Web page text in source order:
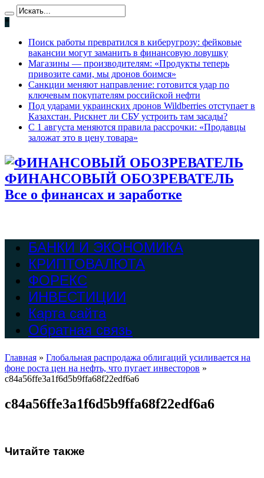
*
Поиск работы превратился в киберугрозу: фейковые
вакансии могут заманить в финансовую ловушку
Магазины — производителям: «Продукты теперь
привозите сами, мы дронов боимся»
Санкции меняют направление: готовится удар по
ключевым покупателям российской нефти
Под ударами украинских дронов Wildberries отступает в
Казахстан. Рискнет ли СБУ устроить там засады?
С 1 августа меняются правила рассрочки: «Продавцы
заложат это в цену товара»
ФИНАНСОВЫЙ ОБОЗРЕВАТЕЛЬ
Все о финансах и заработке
БАНКИ И ЭКОНОМИКА
КРИПТОВАЛЮТА
ФОРЕКС
ИНВЕСТИЦИИ
Карта сайта
Обратная связь
Главная » Глобальная распродажа облигаций усиливается на
фоне роста цен на нефть, что пугает инвесторов »
c84a56ffe3a1f6d5b9ffa68f22edf6a6
c84a56ffe3a1f6d5b9ffa68f22edf6a6
Читайте также